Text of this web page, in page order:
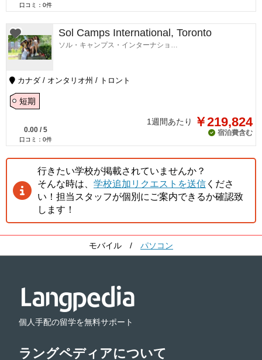
口コミ： 0件
Sol Camps International, Toronto
ソル・キャンプス・インターナショナル・トロント校
カナダ / オンタリオ州 / トロント
短期
0.00 / 5
口コミ： 0件
1週間あたり ￥219,824
宿泊費含む
行きたい学校が掲載されていませんか？
そんな時は、 学校追加リクエストを送信 くださ
い！担当スタッフが個別にご案内できるか確認致
します！
モバイル / パソコン
個人手配の留学を無料サポート
ラングペディアについて